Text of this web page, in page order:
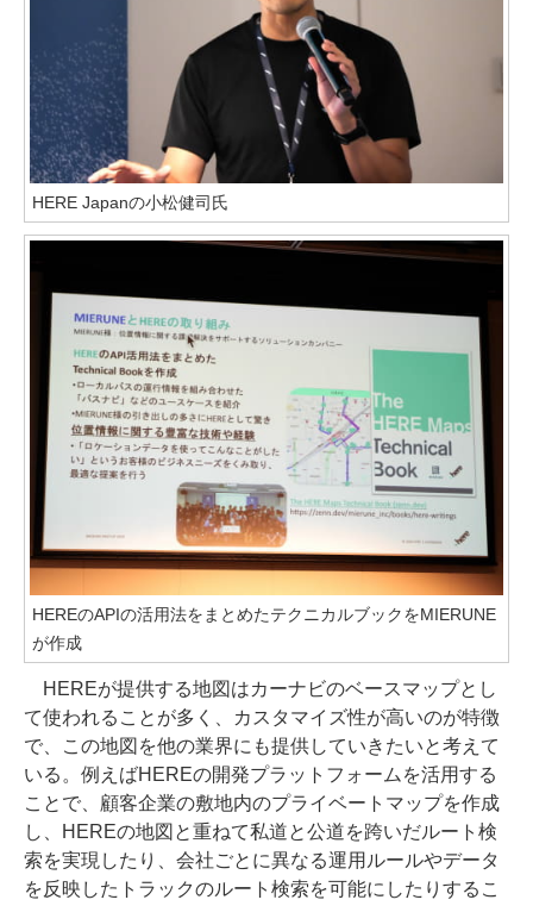
HERE Japanの小松健司氏
HEREのAPIの活用法をまとめたテクニカルブックをMIERUNE
が作成
HEREが提供する地図はカーナビのベースマップとし
て使われることが多く、カスタマイズ性が高いのが特徴
で、この地図を他の業界にも提供していきたいと考えて
いる。例えばHEREの開発プラットフォームを活用する
ことで、顧客企業の敷地内のプライベートマップを作成
し、HEREの地図と重ねて私道と公道を跨いだルート検
索を実現したり、会社ごとに異なる運用ルールやデータ
を反映したトラックのルート検索を可能にしたりするこ